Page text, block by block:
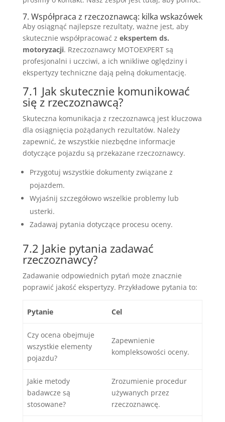
7. Współpraca z rzeczoznawcą: kilka wskazówek
Aby osiągnąć najlepsze rezultaty, ważne jest, aby
skutecznie współpracować z ekspertem ds.
motoryzacji. Rzeczoznawcy MOTOEXPERT są
profesjonalni i uczciwi, a ich wnikliwe oględziny i
ekspertyzy techniczne dają pełną dokumentację.
7.1 Jak skutecznie komunikować
się z rzeczoznawcą?
Skuteczna komunikacja z rzeczoznawcą jest kluczowa
dla osiągnięcia pożądanych rezultatów. Należy
zapewnić, że wszystkie niezbędne informacje
dotyczące pojazdu są przekazane rzeczoznawcy.
Przygotuj wszystkie dokumenty związane z
pojazdem.
Wyjaśnij szczegółowo wszelkie problemy lub
usterki.
Zadawaj pytania dotyczące procesu oceny.
7.2 Jakie pytania zadawać
rzeczoznawcy?
Zadawanie odpowiednich pytań może znacznie
poprawić jakość ekspertyzy. Przykładowe pytania to:
Pytanie Cel
Czy ocena obejmuje
wszystkie elementy
pojazdu?
Zapewnienie
kompleksowości oceny.
Jakie metody
badawcze są
stosowane?
Zrozumienie procedur
używanych przez
rzeczoznawcę.